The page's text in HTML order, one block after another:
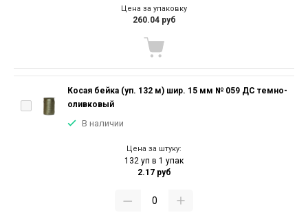
Цена за упаковку
260.04 руб
Косая бейка (уп. 132 м) шир. 15 мм № 059 ДС темно-
оливковый
В наличии
Цена за штуку:
132 уп в 1 упак
2.17 руб